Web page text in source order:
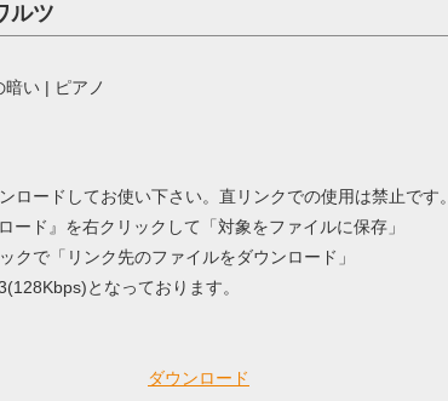
ルツ
い | ピアノ
ロードしてお使い下さい。直リンクでの使用は禁止です。
ード』を右クリックして「対象をファイルに保存」
クで「リンク先のファイルをダウンロード」
となっております。
ダウンロード